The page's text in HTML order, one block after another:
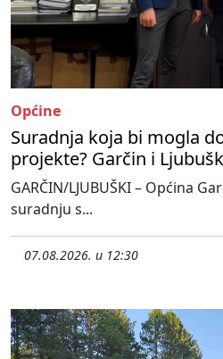
Općine
Suradnja koja bi mogla
projekte? Garčin i
GARČIN/LJUBUŠKI – Općina
suradnju s...
07.08.2026. u 12:30